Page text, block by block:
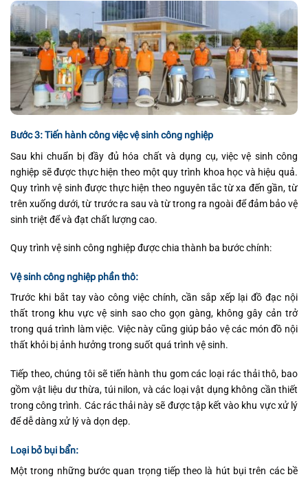
Bước 3: Tiến hành công việc vệ sinh công nghiệp
Sau khi chuẩn bị đầy đủ hóa chất và dụng cụ, việc vệ sinh công
nghiệp sẽ được thực hiện theo một quy trình khoa học và hiệu quả.
Quy trình vệ sinh được thực hiện theo nguyên tắc từ xa đến gần, từ
trên xuống dưới, từ trước ra sau và từ trong ra ngoài để đảm bảo vệ
sinh triệt để và đạt chất lượng cao.
Quy trình vệ sinh công nghiệp được chia thành ba bước chính:
Vệ sinh công nghiệp phần thô:
Trước khi bắt tay vào công việc chính, cần sắp xếp lại đồ đạc nội
thất trong khu vực vệ sinh sao cho gọn gàng, không gây cản trở
trong quá trình làm việc. Việc này cũng giúp bảo vệ các món đồ nội
thất khỏi bị ảnh hưởng trong suốt quá trình vệ sinh.
Tiếp theo, chúng tôi sẽ tiến hành thu gom các loại rác thải thô, bao
gồm vật liệu dư thừa, túi nilon, và các loại vật dụng không cần thiết
trong công trình. Các rác thải này sẽ được tập kết vào khu vực xử lý
để dễ dàng xử lý và dọn dẹp.
Loại bỏ bụi bẩn:
Một trong những bước quan trọng tiếp theo là hút bụi trên các bề